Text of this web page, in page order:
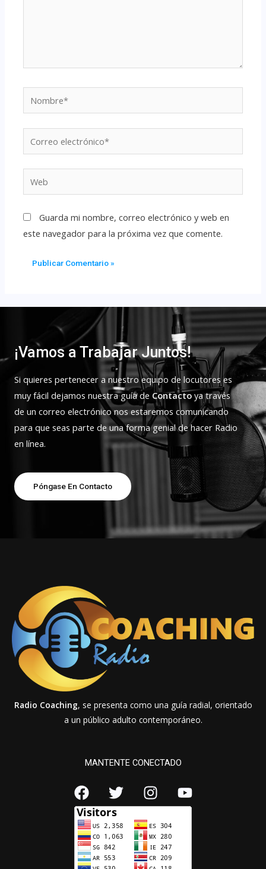
Guarda mi nombre, correo electrónico y web en
este navegador para la próxima vez que comente.
¡Vamos a Trabajar Juntos!
Si quieres pertenecer a nuestro equipo de locutores es
muy fácil dejamos nuestra guía de Contacto ya través
de un correo electrónico nos estaremos comunicando
para que seas parte de una forma genial de hacer Radio
en línea.
Póngase En Contacto
Radio Coaching, se presenta como una guía radial, orientado
a un público adulto contemporáneo.
MANTENTE CONECTADO